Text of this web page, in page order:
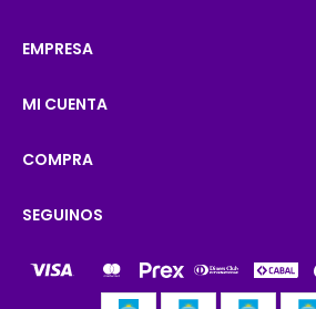
EMPRESA
MI CUENTA
COMPRA
SEGUINOS